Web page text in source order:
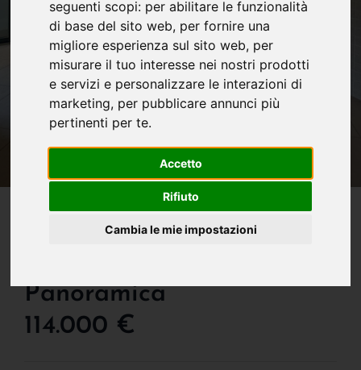
seguenti scopi: per abilitare le funzionalità
di base del sito web, per fornire una
migliore esperienza sul sito web, per
misurare il tuo interesse nei nostri prodotti
e servizi e personalizzare le interazioni di
marketing, per pubblicare annunci più
pertinenti per te.
Accetto
Rifiuto
Cambia le mie impostazioni
Appartamento Nuovo,
Panoramica
114.000 €